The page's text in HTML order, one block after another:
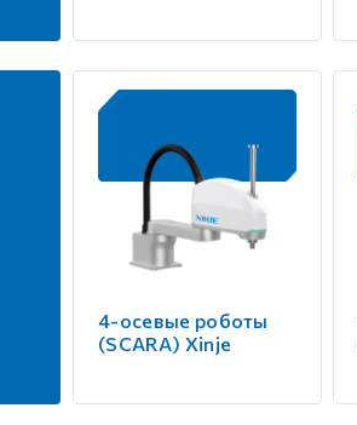
4-осевые роботы
(SCARA) Xinje